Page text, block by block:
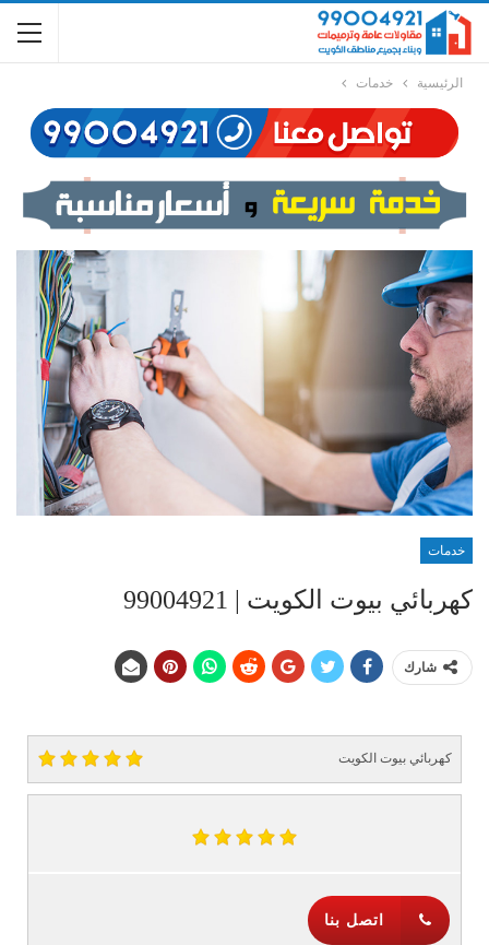
الرئيسية خدمات
خدمات
كهربائي بيوت الكويت | 99004921
شارك
كهربائي بيوت الكويت
اتصل بنا